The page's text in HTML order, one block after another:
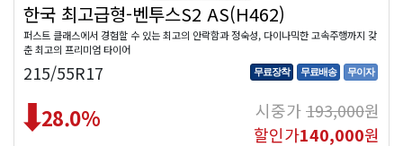
한국 최고급형-벤투스S2 AS(H462)
퍼스트 클래스에서 경험할 수 있는 최고의 안락함과 정숙성, 다이나믹한 고속주행까지 갖
춘 최고의 프리미엄 타이어
215/55R17 무료장착 무료배송 무이자
28.0% 시중가193,000원
할인가140,000원